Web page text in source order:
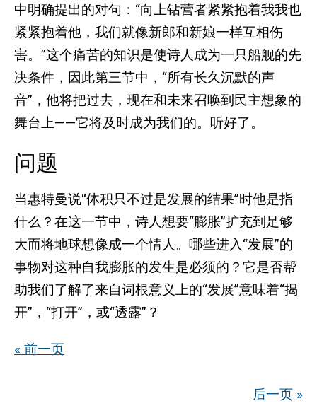
中明确提出的对句：“向上钻营者紧紧抱着我我也
紧紧抱着他，我们就像新郎和新娘一样互相伤
害。”这个痛苦的知识是使诗人成为一只船舰的先
决条件，因此第三节中，“所有长久沉默的声
音”，他将把过去，现在和未来召唤到民主想象的
舞台上——它将及时成为我们的。听好了。
问题
当惠特曼说“体积只不过是发展的结果”时他是指
什么？在这一节中，诗人想要“膨胀”扩充到足够
大而将地球想像成一个情人。哪些进入“发展”的
事物对这种自我膨胀的发生是必须的？它是否帮
助我们了解了来自词根意义上的“发展”意味着“揭
开”，“打开”，或“透露”？
« 前一页
后一页 »